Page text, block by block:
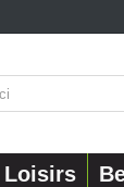
Loisirs